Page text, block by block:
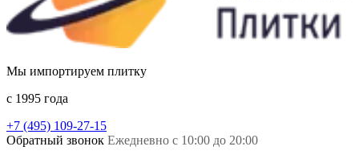
Мы импортируем плитку
c 1995 года
+7 (495) 109-27-15
Обратный звонок Ежедневно с 10:00 до 20:00